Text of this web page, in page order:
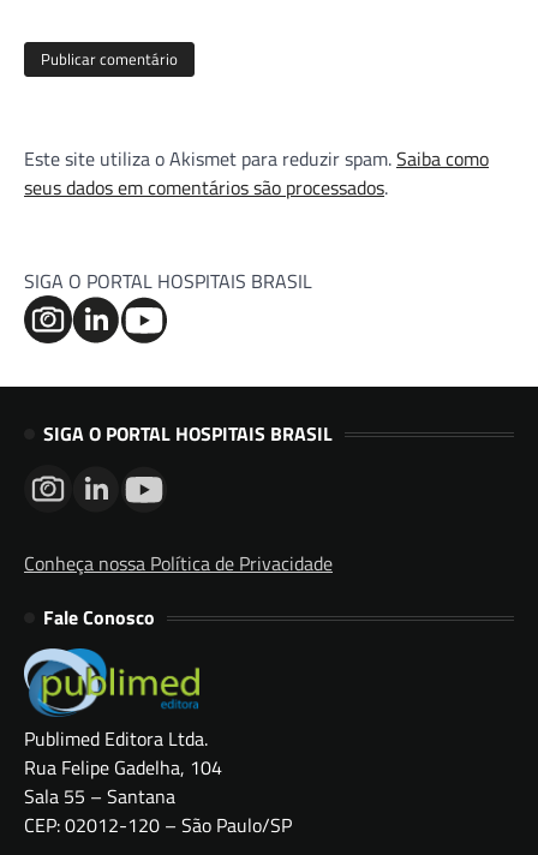
Este site utiliza o Akismet para reduzir spam.Saiba como
seus dados em comentários são processados.
SIGA O PORTAL HOSPITAIS BRASIL
SIGA O PORTAL HOSPITAIS BRASIL
Conheça nossa Política de Privacidade
Fale Conosco
Publimed Editora Ltda.
Rua Felipe Gadelha, 104
Sala 55 – Santana
CEP: 02012-120 – São Paulo/SP